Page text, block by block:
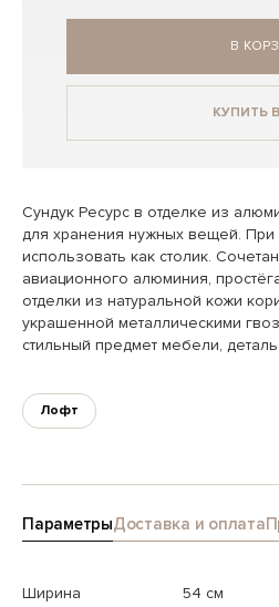
В
КУПИТЬ
Сундук Ресурс в отделке из
для хранения нужных вещей.
использовать как столик.
авиационного алюминия,
отделки из натуральной кожи
украшенной металлическими
стильный предмет мебели,
Лофт
ПараметрыДоставка и оплата
Ширина
54 см